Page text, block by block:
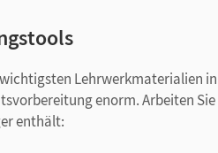
Lehrwerkmaterialien
enorm. Arbeiten
enthält: